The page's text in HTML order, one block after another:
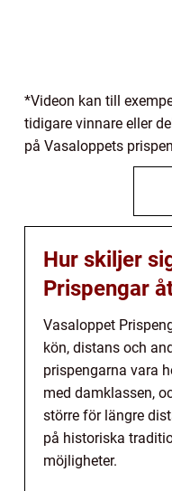
*Videon kan till
tidigare vinnare eller
på Vasaloppets
Hur skiljer
Prispengar
Vasaloppet
kön, distans och
prispengarna vara
med damklassen,
större för längre
på historiska
möjligheter.